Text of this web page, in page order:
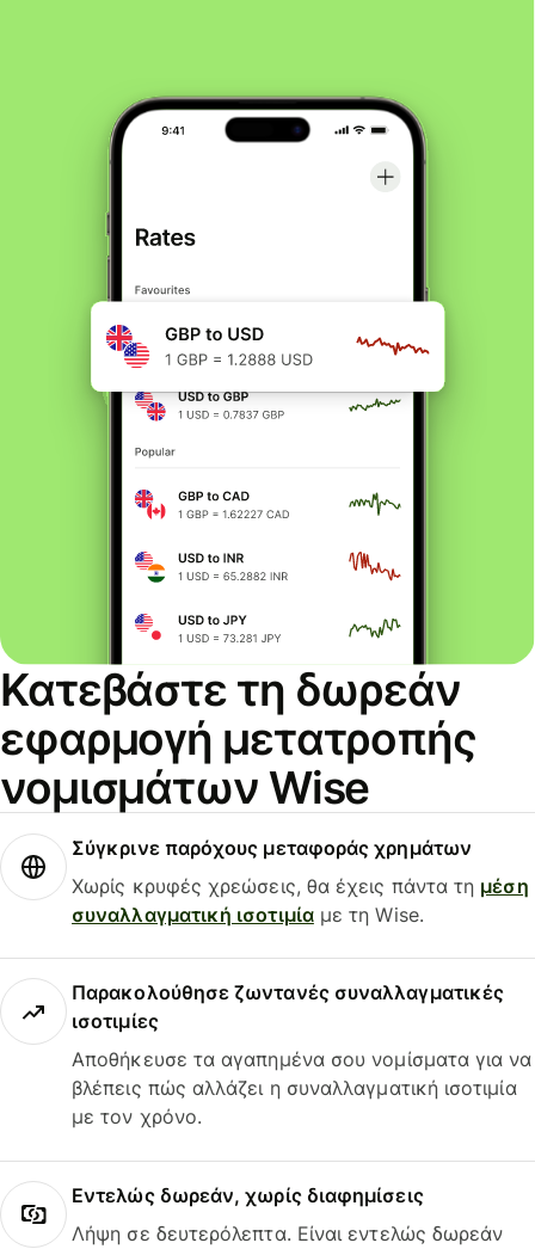
Κατεβάστε τη δωρεάν
εφαρμογή μετατροπής
νομισμάτων Wise
Σύγκρινε παρόχους μεταφοράς χρημάτων
Χωρίς κρυφές χρεώσεις, θα έχεις πάντα τη μέση
συναλλαγματική ισοτιμίαμε τη Wise.
Παρακολούθησε ζωντανές συναλλαγματικές
ισοτιμίες
Αποθήκευσε τα αγαπημένα σου νομίσματα για να
βλέπεις πώς αλλάζει η συναλλαγματική ισοτιμία
με τον χρόνο.
Εντελώς δωρεάν, χωρίς διαφημίσεις
Λήψη σε δευτερόλεπτα. Είναι εντελώς δωρεάν